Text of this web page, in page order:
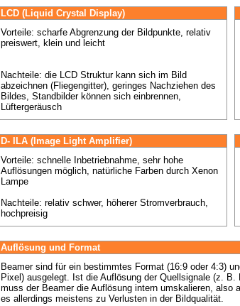
LCD (Liquid Crystal Display)
Vorteile: scharfe Abgrenzung der Bildpunkte, relativ
preiswert, klein und leicht
Nachteile: die LCD Struktur kann sich im Bild
abzeichnen (Fliegengitter), geringes Nachziehen des
Bildes, Standbilder können sich einbrennen,
Lüftergeräusch
D- ILA (Image Light Amplifier)
Vorteile: schnelle Inbetriebnahme, sehr hohe
Auflösungen möglich, natürliche Farben durch Xenon
Lampe
Nachteile: relativ schwer, höherer Stromverbrauch,
hochpreisig
Auflösung und Format
Beamer sind für ein bestimmtes Format (16:9 oder 4:3)
Pixel) ausgelegt. Ist die Auflösung der Quellsignale (z.
muss der Beamer die Auflösung intern umskalieren, also
es allerdings meistens zu Verlusten in der Bildqualität.